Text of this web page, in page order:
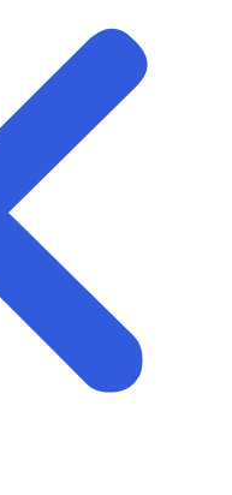
digital opplevelse?